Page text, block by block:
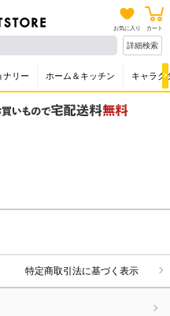
お気に入り カート
詳細検索
ナリー ホーム＆キッチン キャラク
特定商取引法に基づく表示